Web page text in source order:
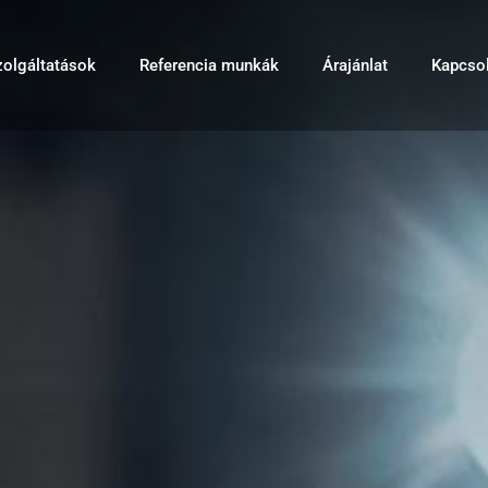
Referencia munkák Árajánlat